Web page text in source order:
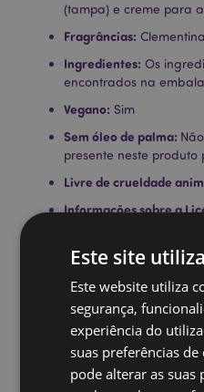
(tampa) e creme para
Fragrâncias: Clementina
Ingredientes: Os
encontrados na
Vegano: Sim
Sem óleo de palma:
presente neste produto
Livre de crueldade
Informações sobre a
totalmente licenciado
Se estiver fora destas
produto, pois, se o
sua encomenda. Se
contacte a nossa
License Territories:
Áustria, Azerbaijão,
(Espanha),
Herzegovina, Bulgária,
Este site
Este website utiliza
segurança,
experiência do
suas preferências
pode alterar as suas